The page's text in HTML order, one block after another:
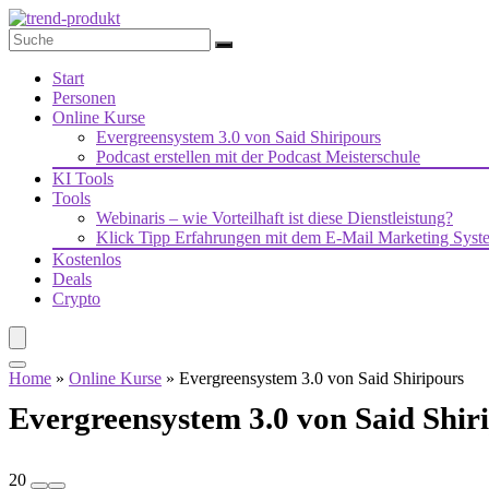
Start
Personen
Online Kurse
Evergreensystem 3.0 von Said Shiripours
Podcast erstellen mit der Podcast Meisterschule
KI Tools
Tools
Webinaris – wie Vorteilhaft ist diese Dienstleistung?
Klick Tipp Erfahrungen mit dem E-Mail Marketing
Kostenlos
Deals
Crypto
Home » Online Kurse » Evergreensystem 3.0 von Said Shiripours
Evergreensystem 3.0 von Said
20